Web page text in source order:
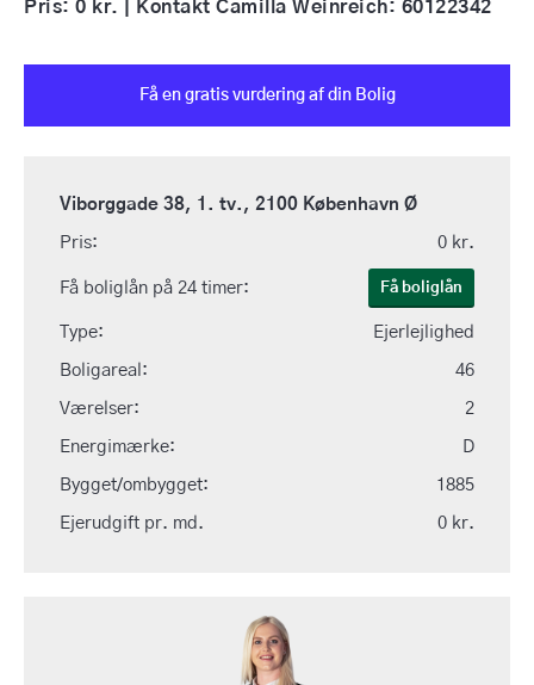
Pris: 0 kr. | Kontakt Camilla Weinreich: 60122342
Viborggade 38, 1. tv., 2100 København Ø
Pris: 0 kr.
Få boliglån på 24 timer: Få boliglån
Type: Ejerlejlighed
Boligareal: 46
Værelser: 2
Energimærke: D
Bygget/ombygget: 1885
Ejerudgift pr. md. 0 kr.
Få en gratis vurdering af din Bolig